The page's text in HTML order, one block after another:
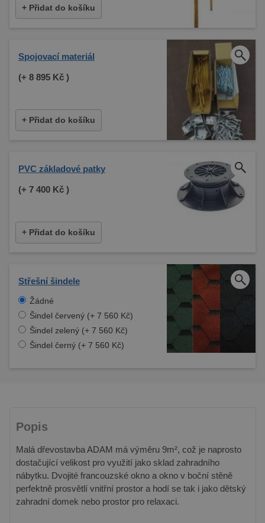
+ Přidat do košíku
Spojovací materiál
(+ 8 895 Kč )
+ Přidat do košíku
PVC základové patky
(+ 7 400 Kč )
+ Přidat do košíku
Střešní šindele
Žádné
Šindel červený (+ 7 560 Kč)
Šindel zelený (+ 7 560 Kč)
Šindel černý (+ 7 560 Kč)
Popis
Malá dřevostavba ADAM má výměru 9m², což je naprosto
dostačující velikost pro využití jako sklad zahradního
nábytku. Dvojité francouzské okno a okno v boční stěně
perfektně prosvětlí vnitřní prostor a hodí se tak i jako dětský
zahradní domek nebo prostor pro relaxaci.